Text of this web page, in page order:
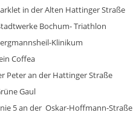
in der Alten Hattinger Straße
Bochum- Triathlon
Klinikum
Coffea
Peter an der Hattinger Straße
Gaul
5 an der Oskar-Hoffmann-